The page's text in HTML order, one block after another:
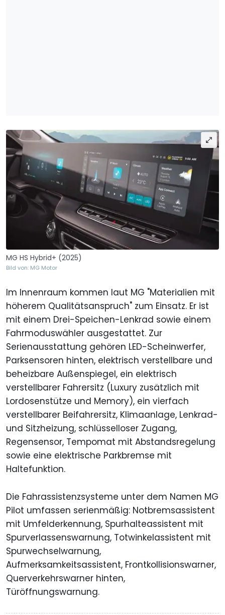
MG HS Hybrid+ (2025)
Bild von: MG Motor
Im Innenraum kommen laut MG "Materialien mit
höherem Qualitätsanspruch" zum Einsatz. Er ist
mit einem Drei-Speichen-Lenkrad sowie einem
Fahrmoduswähler ausgestattet. Zur
Serienausstattung gehören LED-Scheinwerfer,
Parksensoren hinten, elektrisch verstellbare und
beheizbare Außenspiegel, ein elektrisch
verstellbarer Fahrersitz (Luxury zusätzlich mit
Lordosenstütze und Memory), ein vierfach
verstellbarer Beifahrersitz, Klimaanlage, Lenkrad-
und Sitzheizung, schlüsselloser Zugang,
Regensensor, Tempomat mit Abstandsregelung
sowie eine elektrische Parkbremse mit
Haltefunktion.
Die Fahrassistenzsysteme unter dem Namen MG
Pilot umfassen serienmäßig: Notbremsassistent
mit Umfelderkennung, Spurhalteassistent mit
Spurverlassenswarnung, Totwinkelassistent mit
Spurwechselwarnung,
Aufmerksamkeitsassistent, Frontkollisionswarner,
Querverkehrswarner hinten,
Türöffnungswarnung.